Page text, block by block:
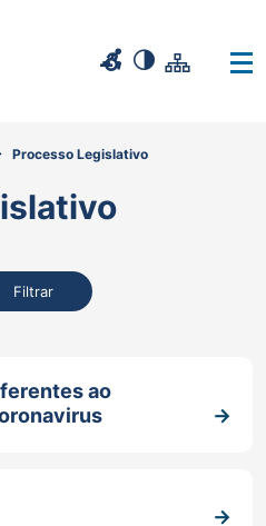
Processo Legislativo
Filtrar
ao